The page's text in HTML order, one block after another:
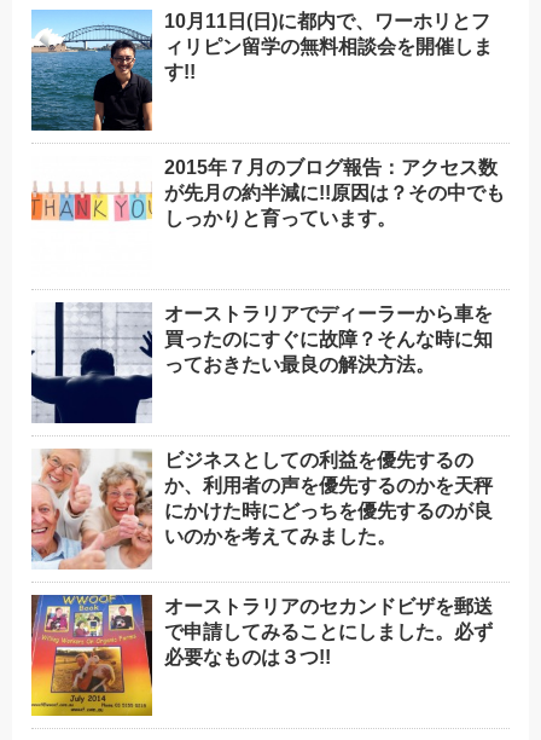
10月11日(日)に都内で、ワーホリとフ
ィリピン留学の無料相談会を開催しま
す!!
2015年７月のブログ報告：アクセス数
が先月の約半減に!!原因は？その中でも
しっかりと育っています。
オーストラリアでディーラーから車を
買ったのにすぐに故障？そんな時に知
っておきたい最良の解決方法。
ビジネスとしての利益を優先するの
か、利用者の声を優先するのかを天秤
にかけた時にどっちを優先するのが良
いのかを考えてみました。
オーストラリアのセカンドビザを郵送
で申請してみることにしました。必ず
必要なものは３つ!!